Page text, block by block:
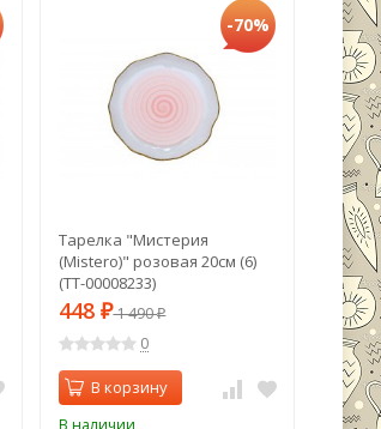
-70%
Тарелка "Мистерия
(Mistero)" розовая 20см (6)
(TT-00008233)
448₽1 490₽
0
В корзину
В наличии